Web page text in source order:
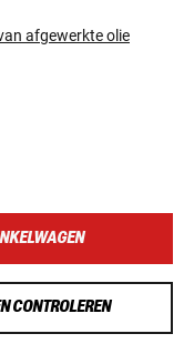
afgewerkte olie
CONTROLEREN